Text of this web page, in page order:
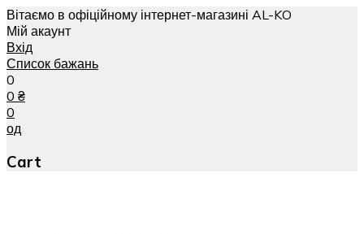
Вітаємо в офіційному інтернет-магазині AL-KO
Мій акаунт
Вхід
Список бажань
0
0 ₴
0
од
Cart